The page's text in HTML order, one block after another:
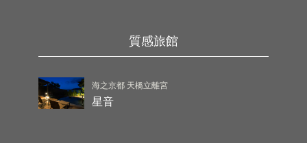
質感旅館
海之京都 天橋立離宮
星音